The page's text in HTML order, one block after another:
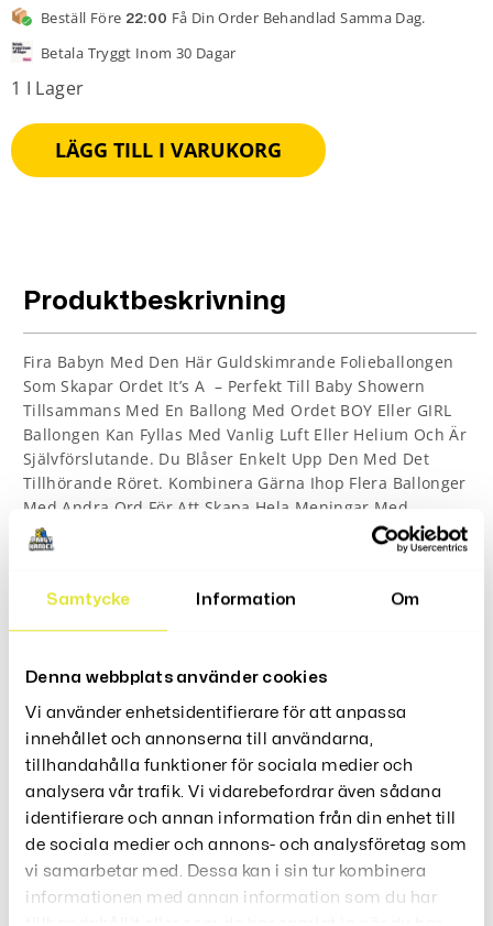
Samtycke Information Om
Denna webbplats använder cookies
Vi använder enhetsidentifierare för att anpassa
innehållet och annonserna till användarna,
tillhandahålla funktioner för sociala medier och
analysera vår trafik. Vi vidarebefordrar även sådana
identifierare och annan information från din enhet till
de sociala medier och annons- och analysföretag som
vi samarbetar med. Dessa kan i sin tur kombinera
informationen med annan information som du har
Beställ Före 22:00 Få Din Order Behandlad Samma Dag.
Betala Tryggt Inom 30 Dagar
1 I Lager
LÄGG TILL I VARUKORG
Produktbeskrivning
Fira Babyn Med Den Här Guldskimrande Folieballongen
Som Skapar Ordet It’s A – Perfekt Till Baby Showern
Tillsammans Med En Ballong Med Ordet BOY Eller GIRL
Ballongen Kan Fyllas Med Vanlig Luft Eller Helium Och Är
Självförslutande. Du Blåser Enkelt Upp Den Med Det
Tillhörande Röret. Kombinera Gärna Ihop Flera Ballonger
Med Andra Ord För Att Skapa Hela Meningar Med
Ballonger! Vacker Att Ställa På Bordet Eller Hänga Upp
Väggen Eller I Taket!
Material: Plastfolie (Mylar)
Storlek: B: 50 cm H: 22 cm
Recensioner (0)
Relaterade Produkter